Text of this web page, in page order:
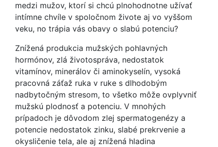
medzi mužov, ktorí si chcú plnohodnotne užívať
intímne chvíle v spoločnom živote aj vo vyššom
veku, no trápia vás obavy o slabú potenciu?
Znížená produkcia mužských pohlavných
hormónov, zlá životospráva, nedostatok
vitamínov, minerálov či aminokyselín, vysoká
pracovná záťaž ruka v ruke s dlhodobým
nadbytočným stresom, to všetko môže ovplyvniť
mužskú plodnosť a potenciu. V mnohých
prípadoch je dôvodom zlej spermatogenézy a
potencie nedostatok zinku, slabé prekrvenie a
okysličenie tela, ale aj znížená hladina